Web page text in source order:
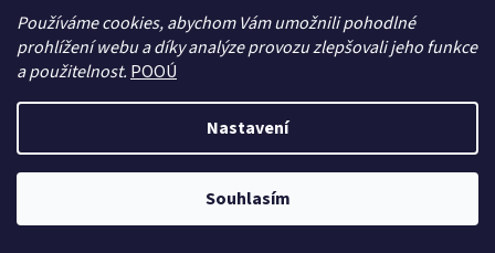
Používáme cookies, abychom Vám umožnili pohodlné
prohlížení webu a díky analýze provozu zlepšovali jeho funkce
a použitelnost. POOÚ
Nastavení
Souhlasím
Skladem(3 ks)